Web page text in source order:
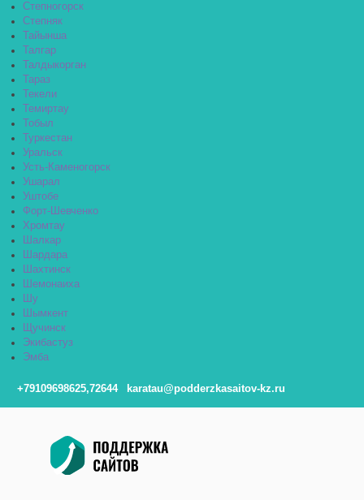
Степногорск
Степняк
Тайынша
Талгар
Талдыкорган
Тараз
Текели
Темиртау
Тобыл
Туркестан
Уральск
Усть-Каменогорск
Ушарал
Уштобе
Форт-Шевченко
Хромтау
Шалкар
Шардара
Шахтинск
Шемонаиха
Шу
Шымкент
Щучинск
Экибастуз
Эмба
+79109698625,72644 karatau@podderzkasaitov-kz.ru